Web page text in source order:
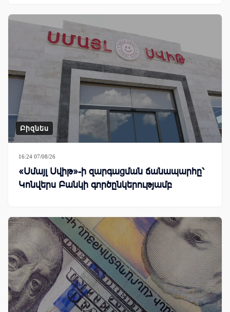
Բիզնես
16:24 07/08/26
«Սմայլ Սվիթ»-ի զարգացման ճանապարհը՝
Կոնվերս Բանկի գործընկերությամբ